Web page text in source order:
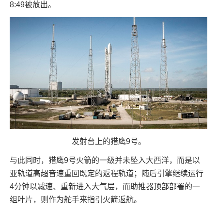
8:49被放出。
发射台上的猎鹰9号。
与此同时，猎鹰9号火箭的一级并未坠入大西洋，而是以
亚轨道高超音速重回既定的返程轨道；随后引擎继续运行
4分钟以减速、重新进入大气层，而助推器顶部部署的一
组叶片，则作为舵手来指引火箭返航。